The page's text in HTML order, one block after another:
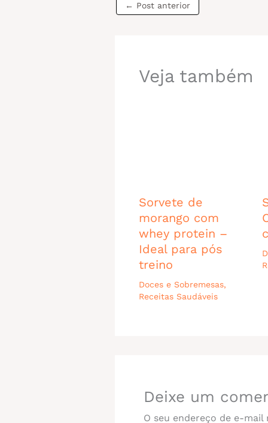
← Post anterior
Veja também
Sorvete de
morango com
whey protein –
Ideal para pós
treino
Doces e Sobremesas,
Receitas Saudáveis
Deixe um
O seu endereço de e-mail